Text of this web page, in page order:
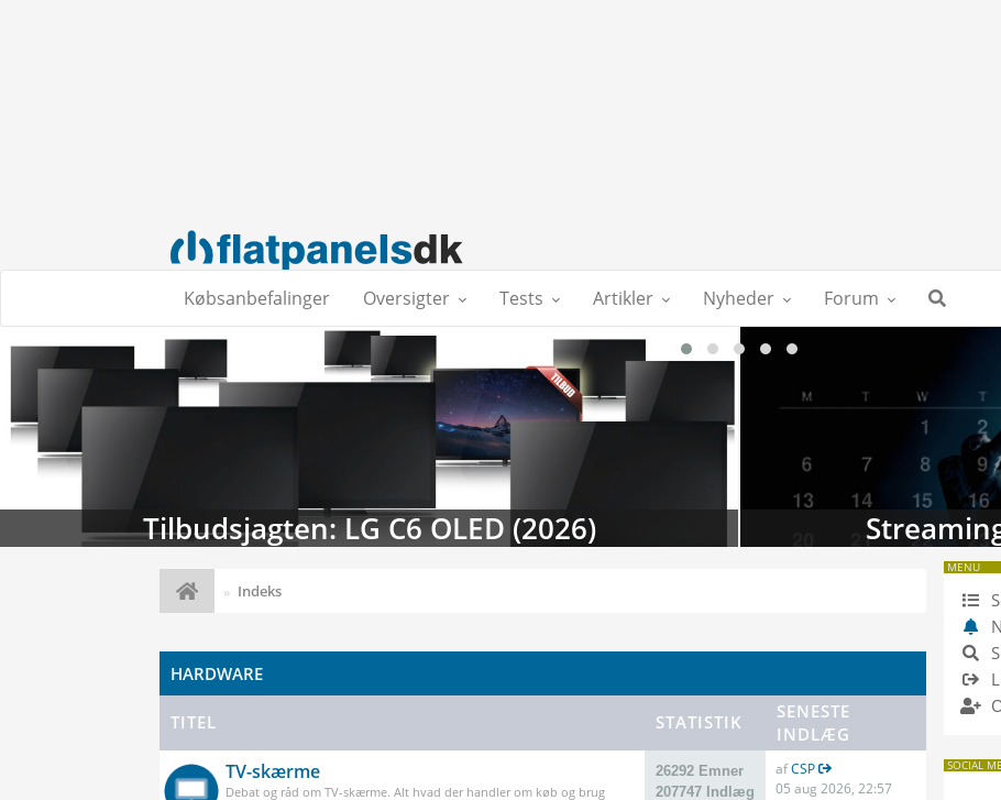
Købsanbefalinger Oversigter Tests Artikler Nyheder Forum
Streaming-kalenderen: Nyt i august TV-
Indeks
HARDWARE
TITEL STATISTIK
SENESTE
INDLÆG
TV-skærme
Debat og råd om TV-skærme. Alt hvad der handler om køb og brug
26292 Emner
207747 Indlæg
afCSP
05 aug 2026, 22:57
MENU
SOCIAL